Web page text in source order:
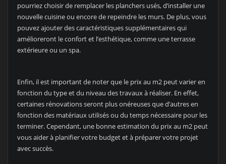
pourriez choisir de remplacer les planchers usés, d’installer une
nouvelle cuisine ou encore de repeindre les murs. De plus, vous
pouvez ajouter des caractéristiques supplémentaires qui
amélioreront le confort et l’esthétique, comme une terrasse
extérieure ou un spa.
Enfin, il est important de noter que le prix au m2 peut varier en
fonction du type et du niveau des travaux à réaliser. En effet,
certaines rénovations seront plus onéreuses que d’autres en
fonction des matériaux utilisés ou du temps nécessaire pour les
terminer. Cependant, une bonne estimation du prix au m2 peut
vous aider à planifier votre budget et à préparer votre projet
avec succès.